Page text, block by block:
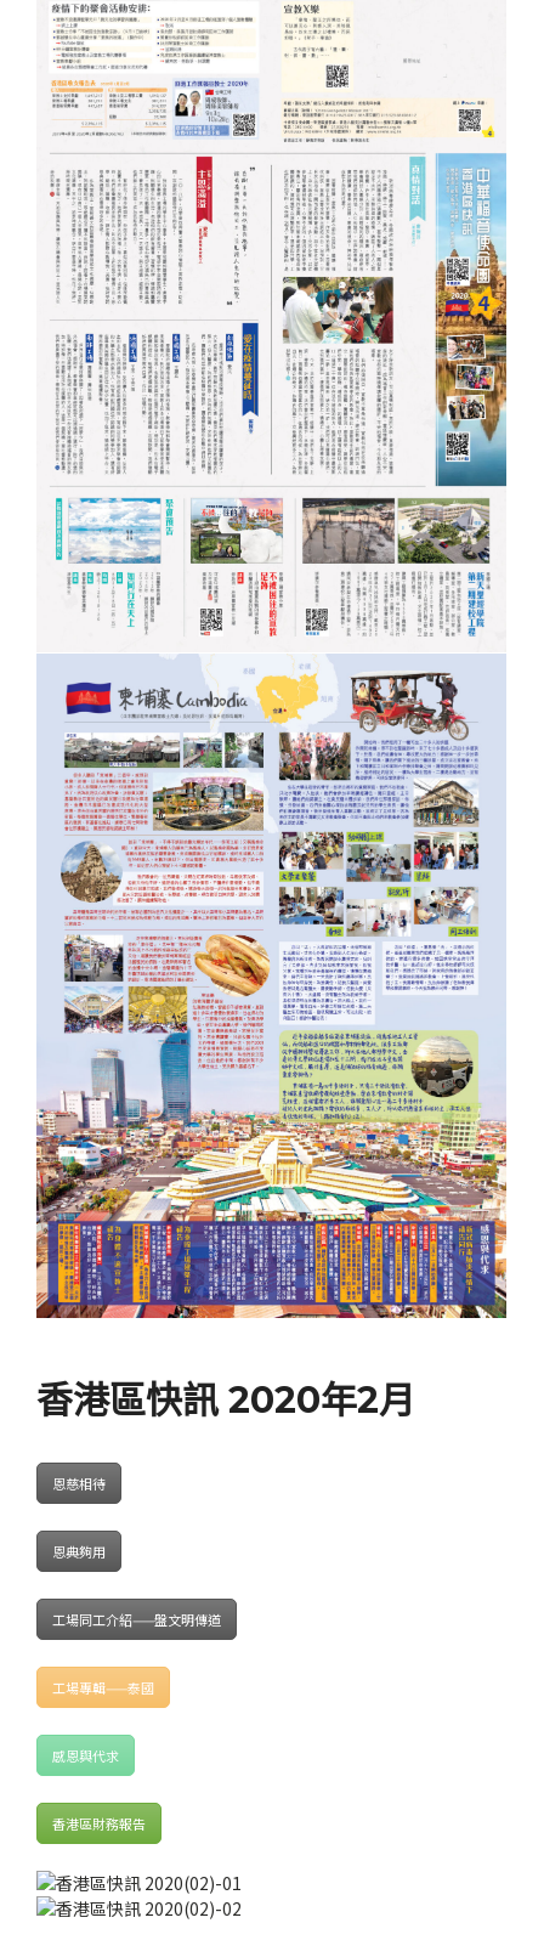
香港區快訊 2020年2月
恩慈相待
恩典夠用
工場同工介紹——盤文明傳道
工場專輯——泰國
感恩與代求
香港區財務報告